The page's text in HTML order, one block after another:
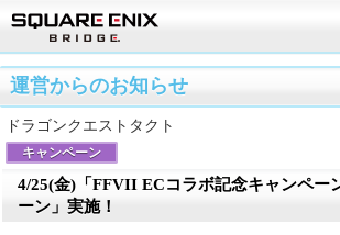
運営からのお知らせ
ドラゴンクエストタクト
キャンペーン
4/25(金)「FFVII ECコラボ記念キャンペー
ーン」実施！